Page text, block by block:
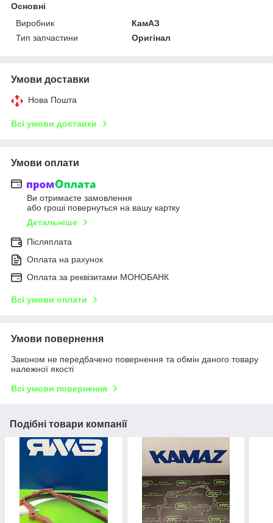
Основні
Виробник
КамАЗ
Тип запчастини
Оригінал
Умови доставки
Нова Пошта
Всі умови доставки
Умови оплати
Ви отримаєте замовлення
або гроші повернуться на вашу картку
Детальніше
Післяплата
Оплата на рахунок
Оплата за реквізитами МОНОБАНК
Всі умови оплати
Умови повернення
Законом не передбачено повернення та обмін даного товару
належної якості
Всі умови повернення
Подібні товари компанії